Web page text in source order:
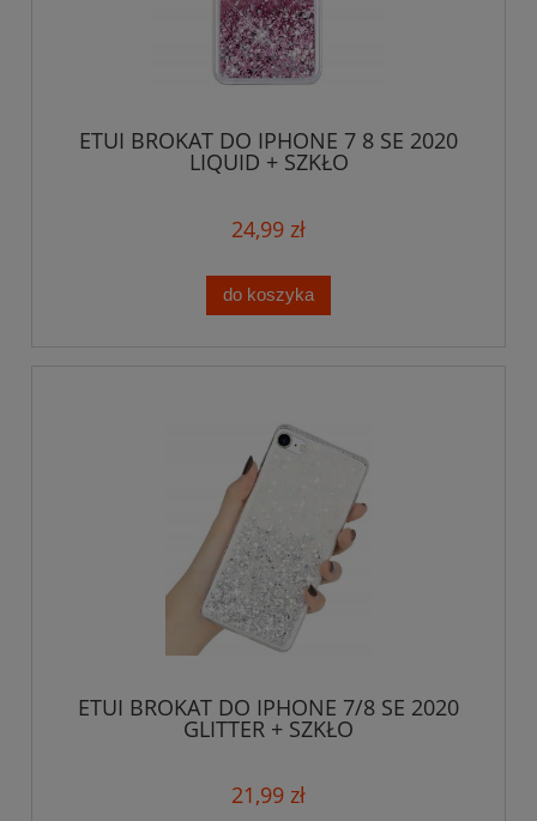
ETUI BROKAT DO IPHONE 7 8 SE 2020
LIQUID + SZKŁO
24,99 zł
do koszyka
ETUI BROKAT DO IPHONE 7/8 SE 2020
GLITTER + SZKŁO
21,99 zł